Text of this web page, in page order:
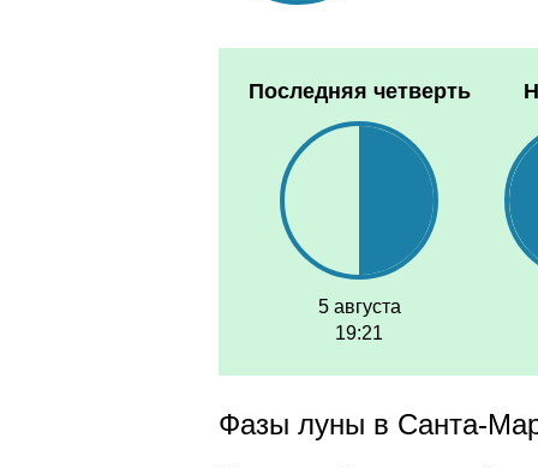
Последняя четверть
5 августа
19:21
Фазы луны в Санта-